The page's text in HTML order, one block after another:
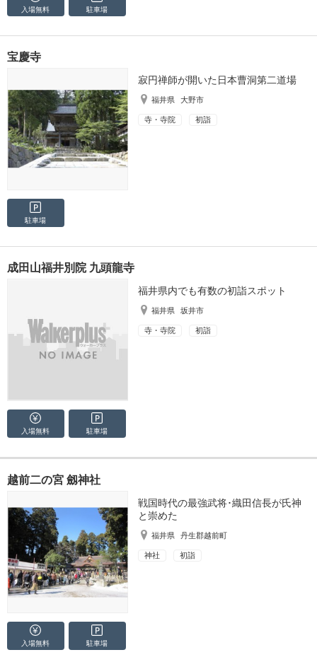
入場無料 駐車場
宝慶寺
寂円禅師が開いた日本曹洞第二道場
福井県 大野市
寺・寺院 初詣
駐車場
成田山福井別院 九頭龍寺
福井県内でも有数の初詣スポット
福井県 坂井市
寺・寺院 初詣
入場無料 駐車場
越前二の宮 劔神社
戦国時代の最強武将･織田信長が氏神
と崇めた
福井県 丹生郡越前町
神社 初詣
入場無料 駐車場